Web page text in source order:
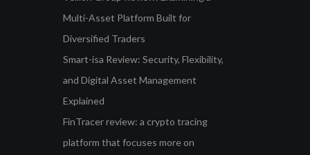
Multi-Asset Platform Built for
Diversified Traders
Smart-isa Review: Security, Flexibility,
and Digital Asset Management
Explained
FinTracer review: a crypto tracing
platform that focuses more on